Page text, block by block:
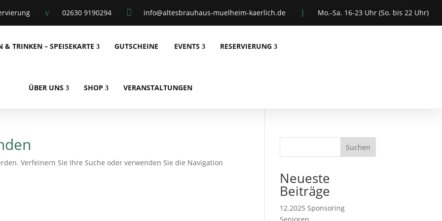
} Mo.-Sa. 16-23 Uhr (So. bis 22 Uhr)
 info@altesbrauhaus-muelheim-kaerlich.de
v 02630 9190294
& TRINKEN – SPEISEKARTE GUTSCHEINE EVENTS RESERVIERUNG
ÜBER UNS SHOP VERANSTALTUNGEN
Verfeinern Sie Ihre Suche oder verwenden Sie die Navigation
Suchen
Neueste
Beiträge
12.2025 Sponsoring